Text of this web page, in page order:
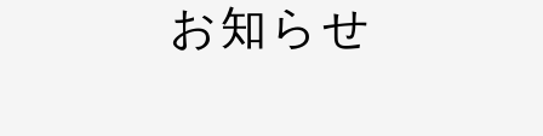
お知らせ